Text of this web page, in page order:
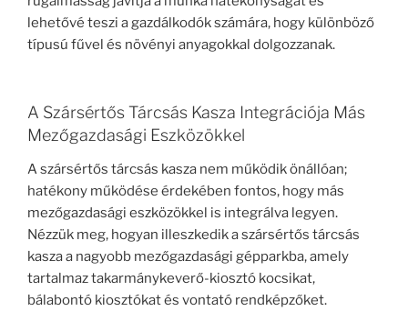
lehetővé teszi a gazdálkodók számára, hogy különböző
típusú fűvel és növényi anyagokkal dolgozzanak.
A Szársértős Tárcsás Kasza Integrációja Más
Mezőgazdasági Eszközökkel
A szársértős tárcsás kasza nem működik önállóan;
hatékony működése érdekében fontos, hogy más
mezőgazdasági eszközökkel is integrálva legyen.
Nézzük meg, hogyan illeszkedik a szársértős tárcsás
kasza a nagyobb mezőgazdasági gépparkba, amely
tartalmaz takarmánykeverő-kiosztó kocsikat,
bálabontó kiosztókat és vontató rendképzőket.